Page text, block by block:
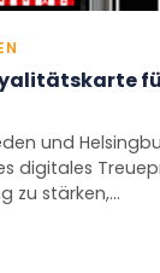
und
digitales
zu stärken,